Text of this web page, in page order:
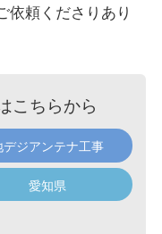
依頼くださりあり
こちらから
デジアンテナ工事
愛知県